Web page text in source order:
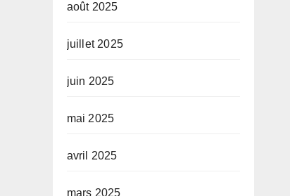
août 2025
juillet 2025
juin 2025
mai 2025
avril 2025
mars 2025